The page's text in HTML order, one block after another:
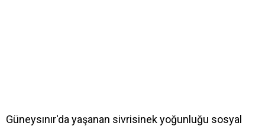
Güneysınır'da yaşanan sivrisinek yoğunluğu sosyal